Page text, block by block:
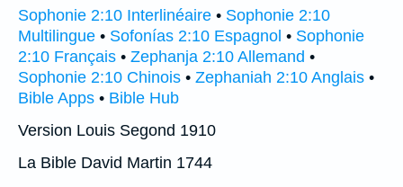
Sophonie 2:10 Interlinéaire • Sophonie 2:10
Multilingue • Sofonías 2:10 Espagnol • Sophonie
2:10 Français • Zephanja 2:10 Allemand •
Sophonie 2:10 Chinois • Zephaniah 2:10 Anglais •
Bible Apps • Bible Hub
Version Louis Segond 1910
La Bible David Martin 1744